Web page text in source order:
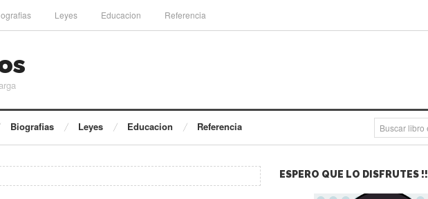
Leyes Educacion Referencia
Biografias Leyes Educacion Referencia
ESPERO QUE LO DISFRUTES !!